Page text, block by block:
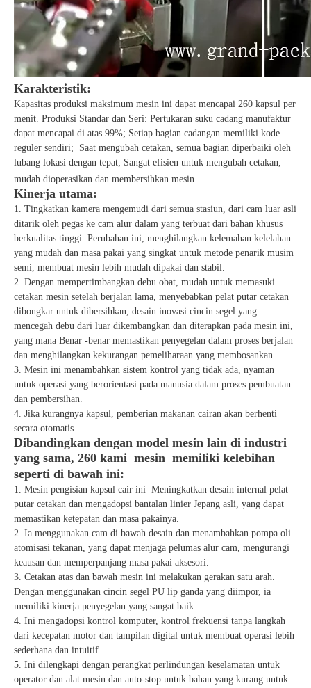
Karakteristik:
Kapasitas produksi maksimum mesin ini dapat mencapai 260 kapsul per
menit. Produksi Standar dan Seri: Pertukaran suku cadang manufaktur
dapat mencapai di atas 99%; Setiap bagian cadangan memiliki kode
reguler sendiri; Saat mengubah cetakan, semua bagian diperbaiki oleh
lubang lokasi dengan tepat; Sangat efisien untuk mengubah cetakan,
mudah dioperasikan dan membersihkan mesin.
Kinerja utama:
1. Tingkatkan kamera mengemudi dari semua stasiun, dari cam luar asli
ditarik oleh pegas ke cam alur dalam yang terbuat dari bahan khusus
berkualitas tinggi. Perubahan ini, menghilangkan kelemahan kelelahan
yang mudah dan masa pakai yang singkat untuk metode penarik musim
semi, membuat mesin lebih mudah dipakai dan stabil.
2. Dengan mempertimbangkan debu obat, mudah untuk memasuki
cetakan mesin setelah berjalan lama, menyebabkan pelat putar cetakan
dibongkar untuk dibersihkan, desain inovasi cincin segel yang
mencegah debu dari luar dikembangkan dan diterapkan pada mesin ini,
yang mana Benar -benar memastikan penyegelan dalam proses berjalan
dan menghilangkan kekurangan pemeliharaan yang membosankan.
3. Mesin ini menambahkan sistem kontrol yang tidak ada, nyaman
untuk operasi yang berorientasi pada manusia dalam proses pembuatan
dan pembersihan.
4. Jika kurangnya kapsul, pemberian makanan cairan akan berhenti
secara otomatis.
Dibandingkan dengan model mesin lain di industri
yang sama, 260 kami mesin memiliki kelebihan
seperti di bawah ini:
1. Mesin pengisian kapsul cair ini Meningkatkan desain internal pelat
putar cetakan dan mengadopsi bantalan linier Jepang asli, yang dapat
memastikan ketepatan dan masa pakainya.
2. Ia menggunakan cam di bawah desain dan menambahkan pompa oli
atomisasi tekanan, yang dapat menjaga pelumas alur cam, mengurangi
keausan dan memperpanjang masa pakai aksesori.
3. Cetakan atas dan bawah mesin ini melakukan gerakan satu arah.
Dengan menggunakan cincin segel PU lip ganda yang diimpor, ia
memiliki kinerja penyegelan yang sangat baik.
4. Ini mengadopsi kontrol komputer, kontrol frekuensi tanpa langkah
dari kecepatan motor dan tampilan digital untuk membuat operasi lebih
sederhana dan intuitif.
5. Ini dilengkapi dengan perangkat perlindungan keselamatan untuk
operator dan alat mesin dan auto-stop untuk bahan yang kurang untuk